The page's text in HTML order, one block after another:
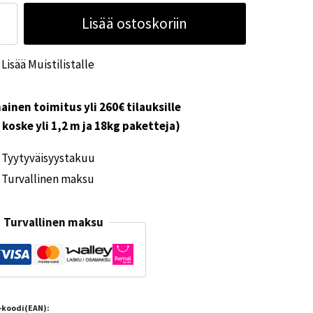
Lisää ostoskoriin
Lisää Muistilistalle
toimitus yli 260€ tilauksille
koske yli 1,2 m ja 18kg paketteja)
Tyytyväisyystakuu
Turvallinen maksu
Turvallinen maksu
koodi(EAN):